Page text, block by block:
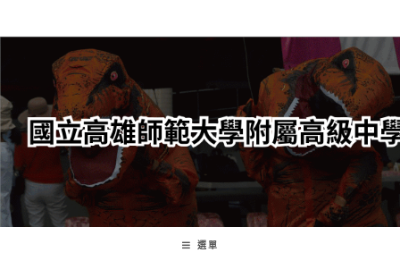
轉
要
內
容
選單